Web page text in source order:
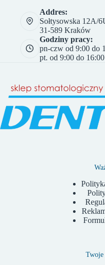
Addres:
Sołtysowska 12A/
31-589 Kraków
Godziny pracy:
pn-czw od 9:00 do
pt. od 9:00 do 16:00
Twoje